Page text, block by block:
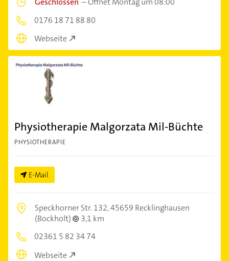
0176 18 71 88 80
Webseite
Physiotherapie Malgorzata Mil-Büchte
PHYSIOTHERAPIE
E-Mail
Speckhorner Str. 132,45659 Recklinghausen
(Bockholt)
3,1 km
02361 5 82 34 74
Webseite